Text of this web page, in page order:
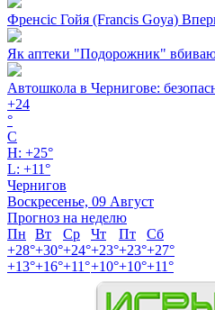
Френсіс Гойя (Francis Goya)
Як аптеки "Подорожник"
Автошкола в Чернигове:
+24
°
C
H: +25°
L: +11°
Чернигов
Воскресенье, 09 Август
Прогноз на неделю
Пн
Вт Ср Чт Пт
Сб
+28°+30°+24°+23°+23°+27°
+13°+16°+11°+10°+10°+11°